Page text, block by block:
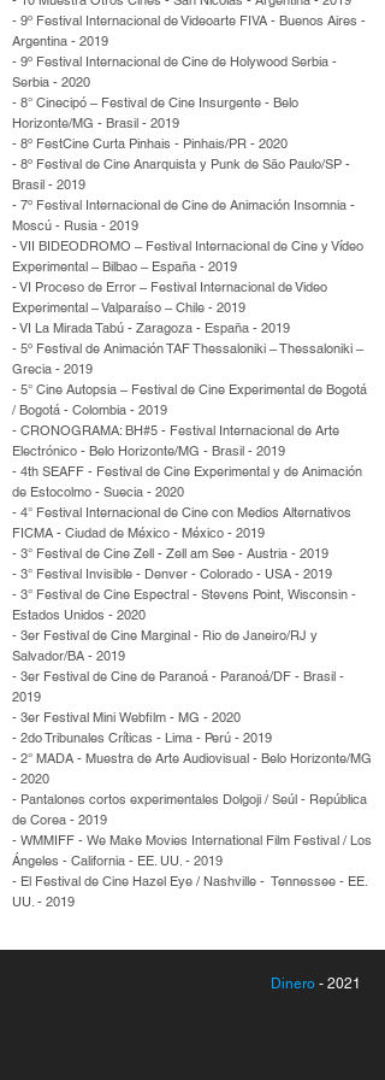
- 9º Festival Internacional de Videoarte FIVA - Buenos Aires -
Argentina - 2019
- 9º Festival Internacional de Cine de Holywood Serbia -
Serbia - 2020
- 8° Cinecipó – Festival de Cine Insurgente - Belo
Horizonte/MG - Brasil - 2019
- 8º FestCine Curta Pinhais - Pinhais/PR - 2020
- 8º Festival de Cine Anarquista y Punk de São Paulo/SP -
Brasil - 2019
- 7º Festival Internacional de Cine de Animación Insomnia -
Moscú - Rusia - 2019
- VII BIDEODROMO – Festival Internacional de Cine y Vídeo
Experimental – Bilbao – España - 2019
- VI Proceso de Error – Festival Internacional de Video
Experimental – Valparaíso – Chile - 2019
- VI La Mirada Tabú - Zaragoza - España - 2019
- 5º Festival de Animación TAF Thessaloniki – Thessaloniki –
Grecia - 2019
- 5° Cine Autopsia – Festival de Cine Experimental de Bogotá
/ Bogotá - Colombia - 2019
- CRONOGRAMA: BH#5 - Festival Internacional de Arte
Electrónico - Belo Horizonte/MG - Brasil - 2019
- 4th SEAFF - Festival de Cine Experimental y de Animación
de Estocolmo - Suecia - 2020
- 4° Festival Internacional de Cine con Medios Alternativos
FICMA - Ciudad de México - México - 2019
- 3° Festival de Cine Zell - Zell am See - Austria - 2019
- 3° Festival Invisible - Denver - Colorado - USA - 2019
- 3° Festival de Cine Espectral - Stevens Point, Wisconsin -
Estados Unidos - 2020
- 3er Festival de Cine Marginal - Rio de Janeiro/RJ y
Salvador/BA - 2019
- 3er Festival de Cine de Paranoá - Paranoá/DF - Brasil -
2019
- 3er Festival Mini Webfilm - MG - 2020
- 2do Tribunales Críticas - Lima - Perú - 2019
- 2° MADA - Muestra de Arte Audiovisual - Belo Horizonte/MG
- 2020
- Pantalones cortos experimentales Dolgoji / Seúl - República
de Corea - 2019
- WMMIFF - We Make Movies International Film Festival / Los
Ángeles - California - EE. UU. - 2019
- El Festival de Cine Hazel Eye / Nashville - Tennessee - EE.
UU. - 2019
Dinero - 2021